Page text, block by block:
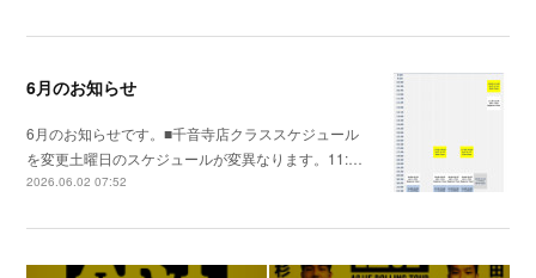
6月のお知らせ
6月のお知らせです。■千音寺店クラススケジュール
を変更土曜日のスケジュールが変異なります。11:…
2026.06.02 07:52